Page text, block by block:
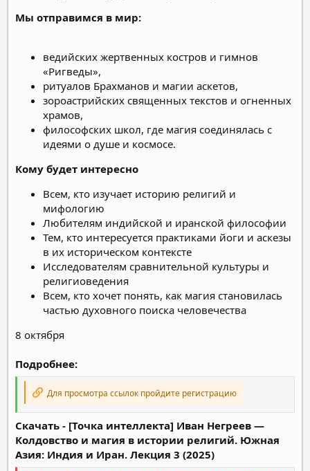
Мы отправимся в мир:
ведийских жертвенных костров и гимнов
«Ригведы»,
ритуалов Брахманов и магии аскетов,
зороастрийских священных текстов и огненных
храмов,
философских школ, где магия соединялась с
идеями о душе и космосе.
Кому будет интересно
Всем, кто изучает историю религий и
мифологию
Любителям индийской и иранской философии
Тем, кто интересуется практиками йоги и аскезы
в их историческом контексте
Исследователям сравнительной культуры и
религиоведения
Всем, кто хочет понять, как магия становилась
частью духовного поиска человечества
8 октября
Подробнее:
Для просмотра ссылок пройдите регистрацию
Скачать - [Точка интеллекта] Иван Негреев ―
Колдовство и магия в истории религий. Южная
Азия: Индия и Иран. Лекция 3 (2025)